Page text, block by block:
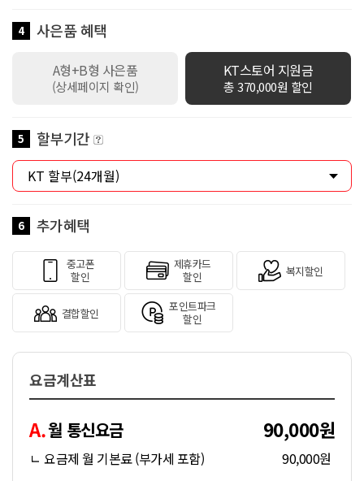
4 사은품 혜택
A형+B형 사은품
(상세페이지 확인)
KT스토어 지원금
총 370,000원 할인
5 할부기간
6 추가혜택
중고폰
할인
제휴카드
할인
복지할인
결합할인
포인트파크
할인
요금계산표
A.월 통신요금 90,000원
ㄴ 요금제 월 기본료 (부가세 포함) 90,000원